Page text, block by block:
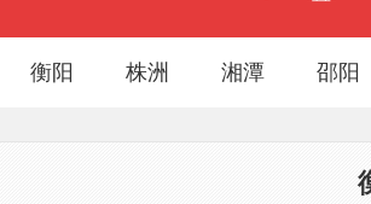
衡阳 株洲 湘潭 邵阳